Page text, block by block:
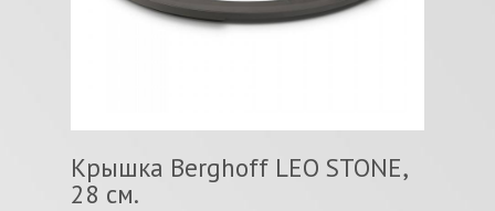
Крышка Berghoff LEO STONE,
28 см.